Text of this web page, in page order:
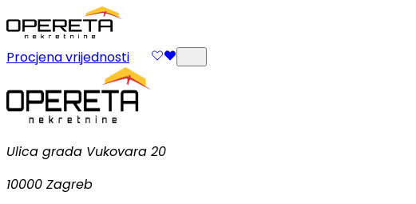
Procjena vrijednosti
Ulica grada Vukovara 20
10000 Zagreb